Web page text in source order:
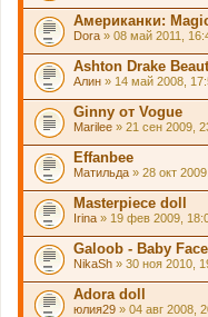
Американки:
Dora » 08 май 2011,
Ashton Drake
Алин » 14 май 2008,
Ginny от Vogue
Marilee » 21 сен 2009,
Effanbee
Матильда » 28 окт
Masterpiece doll
Irina » 19 фев 2009,
Galoob - Baby Face
NikaSh » 30 ноя 2010,
Adora doll
юлия29 » 04 авг 2008,